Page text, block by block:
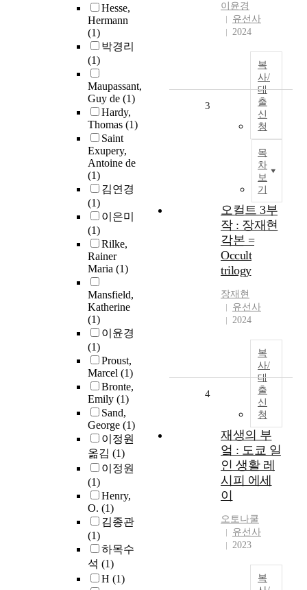
Hesse,
Hermann
(1)
박경리
(1)
Maupassant,
Guy de (1)
Hardy,
Thomas (1)
Saint
Exupery,
Antoine de
(1)
김연경
(1)
이은미
(1)
Rilke,
Rainer
Maria (1)
Mansfield,
Katherine
(1)
이윤경
(1)
Proust,
Marcel (1)
Bronte,
Emily (1)
Sand,
George (1)
이정원
옮김 (1)
이정원
(1)
Henry,
O. (1)
김종관
(1)
하목수
석 (1)
H (1)
이윤경
유선사
2024
복
사/
대
출
신
청
목
차
보
기
3
오컬트 3부
작 : 장재현
각본 =
Occult
trilogy
장재현
유선사
2024
복
사/
대
출
신
청
4
재생의 부
엌 : 도쿄 일
인 생활 레
시피 에세
이
오토나쿨
유선사
2023
복